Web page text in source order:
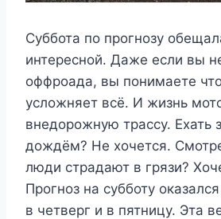
Суббота по прогнозу
интересной. Даже если вы
оффроада, вы понимаете
усложняет всё. И жизнь
внедорожную трассу. Ехать
дождём? Не хочется.
люди страдают в грязи?
Прогноз на субботу
в четверг и в пятницу. Эта